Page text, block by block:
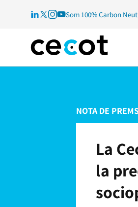
Som 100% Carbon
NOTA DE
La
la